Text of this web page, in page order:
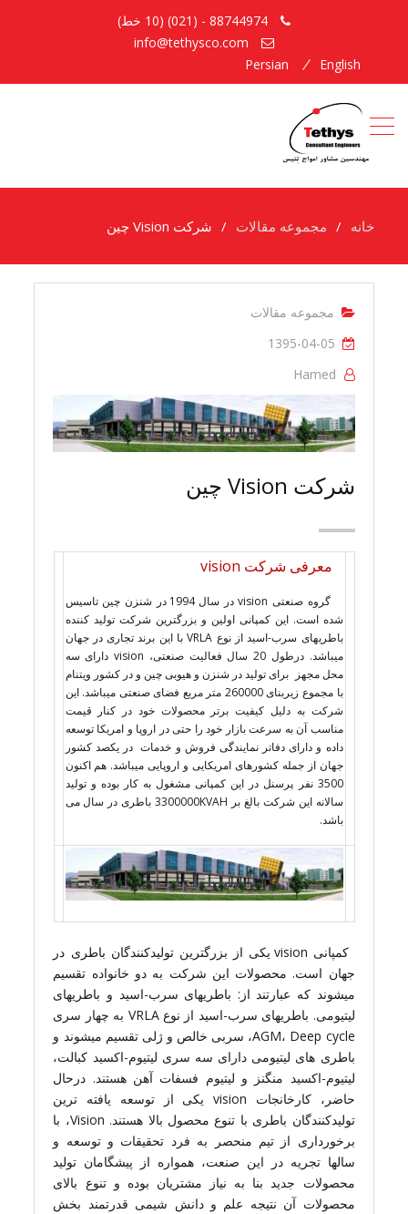
English
Persian
خانه مجموعه مقالات شرکت Vision چین
مجموعه مقالات
1395-04-05
Hamed
شرکت Vision چین
معرفی شرکت vision
گروه صنعتی vision در سال 1994 در شنزن چین تاسیس
شده است. این کمپانی اولین و بزرگترین شرکت تولید کننده
باطریهای سرب-اسید از نوع VRLA با این برند تجاری در جهان
میباشد. درطول 20 سال فعالیت صنعتی، vision دارای سه
محل مجهز برای تولید در شنزن و هیوبی چین و در کشور ویتنام
با مجموع زیربنای 260000 متر مربع فضای صنعتی میباشد. این
شرکت به دلیل کیفیت برتر محصولات خود در کنار قیمت
مناسب آن به سرعت بازار خود را حتی در اروپا و امریکا توسعه
داده و دارای دفاتر نمایندگی فروش و خدمات در یکصد کشور
جهان از جمله کشورهای امریکایی و اروپایی میباشد. هم اکنون
3500 نفر پرسنل در این کمپانی مشغول به کار بوده و تولید
سالانه این شرکت بالغ بر 3300000KVAH باطری در سال می
باشد.
کمپانی vision یکی از بزرگترین تولیدکنندگان باطری در
جهان است. محصولات این شرکت به دو خانواده تقسیم
میشوند که عبارتند از: باطریهای سرب-اسید و باطریهای
لیتیومی. باطریهای سرب-اسید از نوع VRLA به چهار سری
AGM، Deep cycle، سربی خالص و ژلی تقسیم میشوند و
باطری های لیتیومی دارای سه سری لیتیوم-اکسید کبالت،
لیتیوم-اکسید منگنز و لیتیوم فسفات آهن هستند. درحال
حاضر، کارخانجات vision یکی از توسعه یافته ترین
تولیدکنندگان باطری با تنوع محصول بالا هستند. Vision، با
برخورداری از تیم منحصر به فرد تحقیقات و توسعه و
سالها تجریه در این صنعت، همواره از پیشگامان تولید
محصولات جدید بنا به نیاز مشتریان بوده و تنوع بالای
محصولات آن نتیجه علم و دانش شیمی قدرتمند بخش